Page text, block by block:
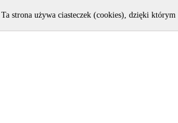
Ta strona używa ciasteczek (cookies), dzięki